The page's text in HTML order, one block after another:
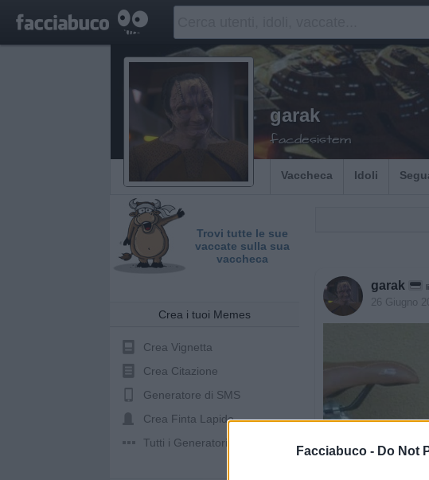
Facciabuco - Do Not
garak
facdesistem
Vaccheca Idoli
Trovi tutte le sue
vaccate sulla sua
vaccheca
Crea i tuoi Memes
Crea Vignetta
Crea Citazione
Generatore di SMS
Crea Finta Lapide
Tutti i Generatori
garak
26 Giugno